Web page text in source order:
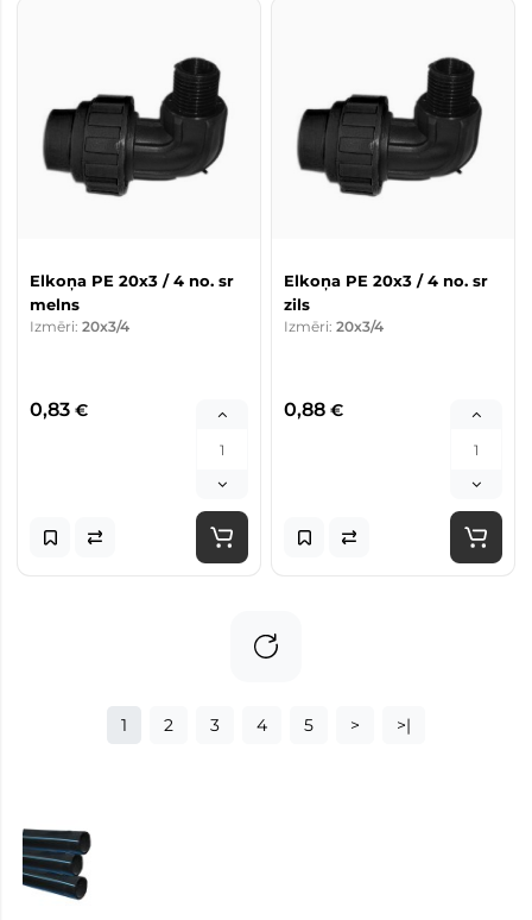
Elkoņa PE 20x3 / 4 no. sr
melns
Izmēri: 20x3/4
0,83 €
Elkoņa PE 20x3 / 4 no. sr
zils
Izmēri: 20x3/4
0,88 €
1 2 3 4 5 > >|